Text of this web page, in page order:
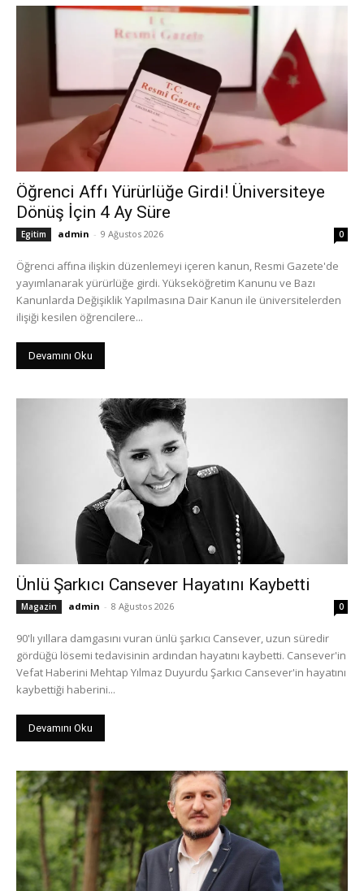
Öğrenci Affı Yürürlüğe Girdi! Üniversiteye
Dönüş İçin 4 Ay Süre
Egitim admin - 9 Ağustos 2026 0
Öğrenci affına ilişkin düzenlemeyi içeren kanun, Resmi Gazete'de
yayımlanarak yürürlüğe girdi. Yükseköğretim Kanunu ve Bazı
Kanunlarda Değişiklik Yapılmasına Dair Kanun ile üniversitelerden
ilişiği kesilen öğrencilere...
Devamını Oku
Ünlü Şarkıcı Cansever Hayatını Kaybetti
Magazin admin - 8 Ağustos 2026 0
90'lı yıllara damgasını vuran ünlü şarkıcı Cansever, uzun süredir
gördüğü lösemi tedavisinin ardından hayatını kaybetti. Cansever'in
Vefat Haberini Mehtap Yılmaz Duyurdu Şarkıcı Cansever'in hayatını
kaybettiği haberini...
Devamını Oku